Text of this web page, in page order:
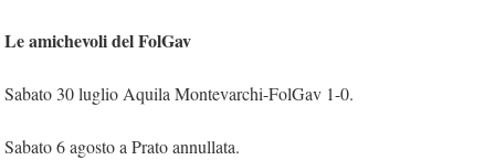
Le amichevoli del FolGav
Sabato 30 luglio Aquila Montevarchi-FolGav 1-0.
Sabato 6 agosto a Prato annullata.